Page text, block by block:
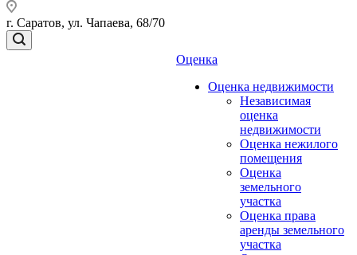
г. Саратов, ул. Чапаева, 68/70
Оценка
Оценка недвижимости
Независимая
оценка
недвижимости
Оценка нежилого
помещения
Оценка
земельного
участка
Оценка права
аренды земельного
участка